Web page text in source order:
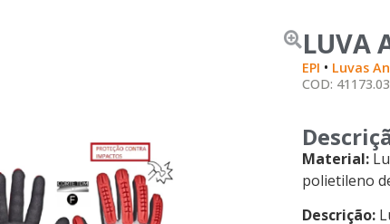
LUVA
EPI • Luvas
COD: 41173.03
Material:
polietileno
Descrição: